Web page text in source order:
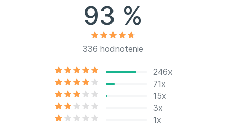
93 %
336 hodnotenie
246x
71x
15x
3x
1x